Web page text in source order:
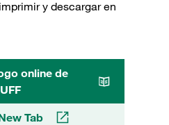
y descargar en
online de
Tab